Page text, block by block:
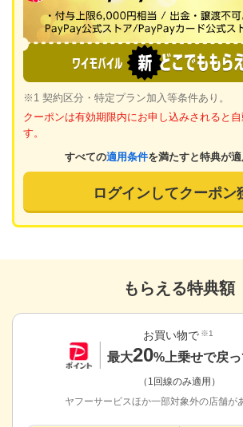
※1 契約区分・特定プラン加入等条件あり。
クーポンは有効期限内にお申し込みされると
す。
すべての適用条件を満たすと特典が
ログインしてクーポン
もらえる特典額
お買い物で ※1
最大20%上乗せで戻
（1回線のみ適用）
ヤフーサービスほか一部対象外の店舗が